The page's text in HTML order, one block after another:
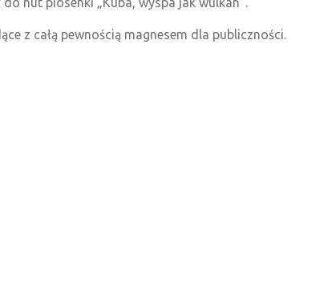
z całą pewnością magnesem dla publiczności.